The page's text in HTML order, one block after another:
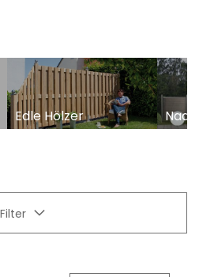
Edle Hölzer
Filter